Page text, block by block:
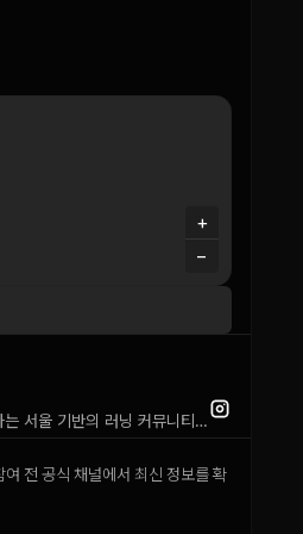
+
−
썬데이서울 러닝크루는 '핫한 크루보다는 따뜻한 러닝크루'를 지향하는 서울 기반의 러닝 커뮤니티입니다. 포카리스웨트 러닝 멤버십 크루로 활동하고 있으며, 매주 목요일 아침 정기적인 러닝 모임을 진행합니다. 게스트 참여는 DM으로 문의 가능하며, 2월 22일 멤버스데이를 비롯한 다양한 크루 이벤트를 개최합니다. 톡방 링크는 매주 목요일 아침에 공지되며, 따뜻한 분위기 속에서 함께 달리는 것을 중요한 가치로 삼고 있습니다.
전 공식 채널에서 최신 정보를 확